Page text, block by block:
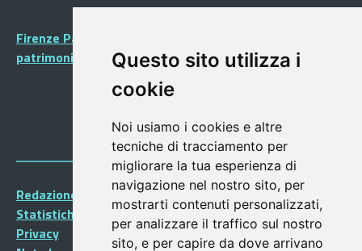
Questo sito utilizza i
cookie
Noi usiamo i cookies e altre
tecniche di tracciamento per
migliorare la tua esperienza di
navigazione nel nostro sito, per
mostrarti contenuti personalizzati,
per analizzare il traffico sul nostro
sito, e per capire da dove arrivano
Firenze Patrimonio Mondiale - Centro storico di Firenze
patrimonio dell’Umanità
Redazione Portalegiovani
Statistiche
Privacy